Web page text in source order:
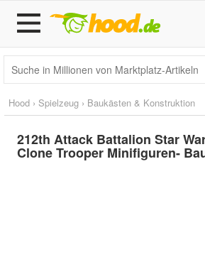
Hood › Spielzeug › Baukästen & Konstruktion
212th Attack Battalion Star
Clone Trooper Minifiguren-